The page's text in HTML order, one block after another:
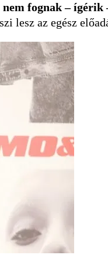
nem fognak –
lesz az egész